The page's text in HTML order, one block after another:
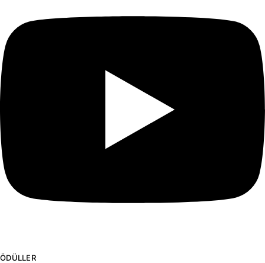
ÖDÜLLER